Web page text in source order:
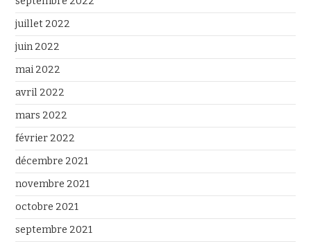
juillet 2022
juin 2022
mai 2022
avril 2022
mars 2022
février 2022
décembre 2021
novembre 2021
octobre 2021
septembre 2021